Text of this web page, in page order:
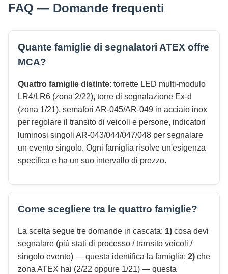
FAQ — Domande frequenti
Quante famiglie di segnalatori ATEX offre
MCA?
Quattro famiglie distinte: torrette LED multi-modulo
LR4/LR6 (zona 2/22), torre di segnalazione Ex-d
(zona 1/21), semafori AR-045/AR-049 in acciaio inox
per regolare il transito di veicoli e persone, indicatori
luminosi singoli AR-043/044/047/048 per segnalare
un evento singolo. Ogni famiglia risolve un'esigenza
specifica e ha un suo intervallo di prezzo.
Come scegliere tra le quattro famiglie?
La scelta segue tre domande in cascata: 1) cosa devi
segnalare (più stati di processo / transito veicoli /
singolo evento) — questa identifica la famiglia; 2) che
zona ATEX hai (2/22 oppure 1/21) — questa